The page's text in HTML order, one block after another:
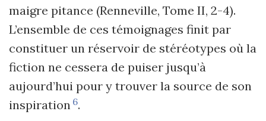
maigre pitance (Renneville, Tome II, 2-4).
L’ensemble de ces témoignages finit par
constituer un réservoir de stéréotypes où la
fiction ne cessera de puiser jusqu’à
aujourd’hui pour y trouver la source de son
inspiration 6.